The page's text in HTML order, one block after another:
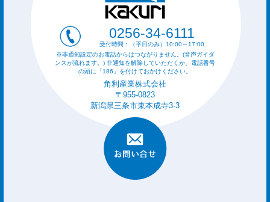
0256-34-6111
受付時間：（平日のみ）10:00～17:00
※非通知設定のお電話からはつながりません。(音声ガイダ
ンスが流れます。) 非通知を解除していただくか、電話番号
の頭に「186」を付けておかけください。
角利産業株式会社
〒955-0823
新潟県三条市東本成寺3-3